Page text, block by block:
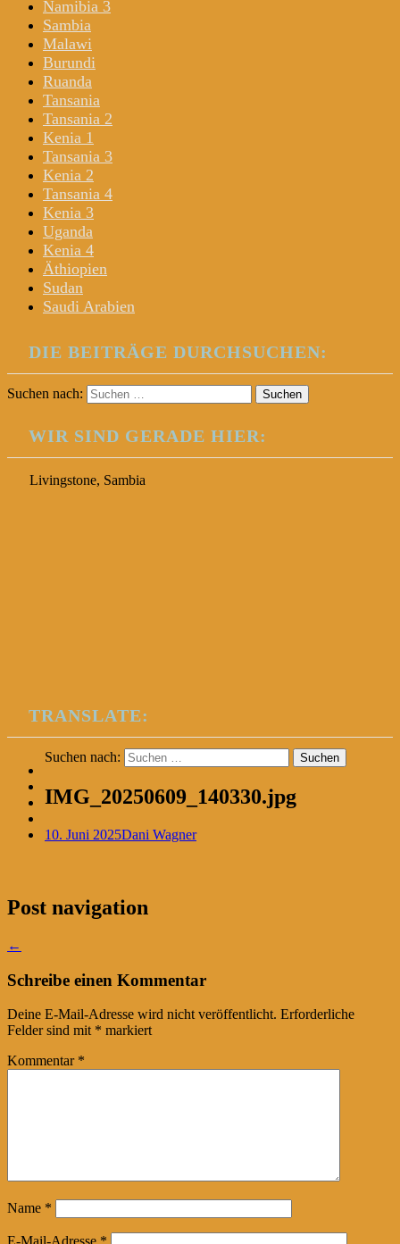
Namibia 3
Sambia
Malawi
Burundi
Ruanda
Tansania
Tansania 2
Kenia 1
Tansania 3
Kenia 2
Tansania 4
Kenia 3
Uganda
Kenia 4
Äthiopien
Sudan
Saudi Arabien
DIE BEITRÄGE DURCHSUCHEN:
Suchen nach:
WIR SIND GERADE HIER:
Livingstone, Sambia
TRANSLATE:
Suchen nach:
IMG_20250609_140330.jpg
10. Juni 2025Dani Wagner
Post navigation
←
Schreibe einen Kommentar
Deine E-Mail-Adresse wird nicht veröffentlicht. Erforderliche
Felder sind mit * markiert
Kommentar *
Name *